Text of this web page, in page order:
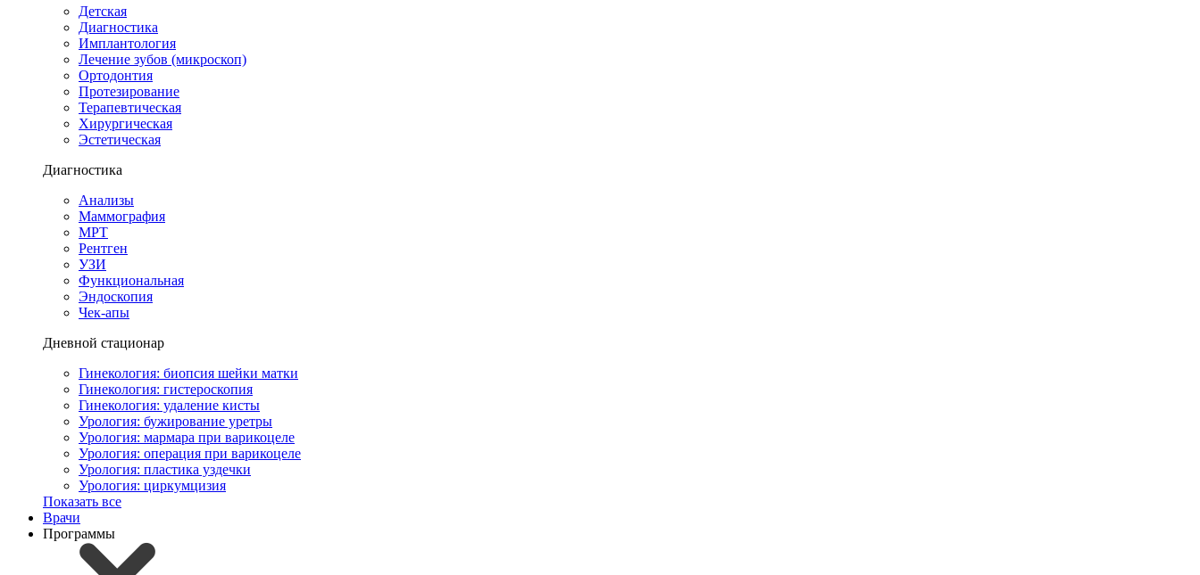
Детская
Диагностика
Имплантология
Лечение зубов (микроскоп)
Ортодонтия
Протезирование
Терапевтическая
Хирургическая
Эстетическая
Диагностика
Анализы
Маммография
МРТ
Рентген
УЗИ
Функциональная
Эндоскопия
Чек-апы
Дневной стационар
Гинекология: биопсия шейки матки
Гинекология: гистероскопия
Гинекология: удаление кисты
Урология: бужирование уретры
Урология: мармара при варикоцеле
Урология: операция при варикоцеле
Урология: пластика уздечки
Урология: циркумцизия
Показать все
Врачи
Программы